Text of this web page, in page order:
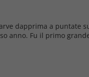
dapprima a puntate
anno. Fu il primo